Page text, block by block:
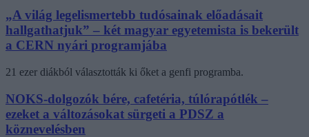
„A világ legelismertebb tudósainak előadásait
hallgathatjuk” – két magyar egyetemista is bekerült
a CERN nyári programjába
21 ezer diákból választották ki őket a genfi programba.
NOKS-dolgozók bére, cafetéria, túlórapótlék –
ezeket a változásokat sürgeti a PDSZ a
köznevelésben